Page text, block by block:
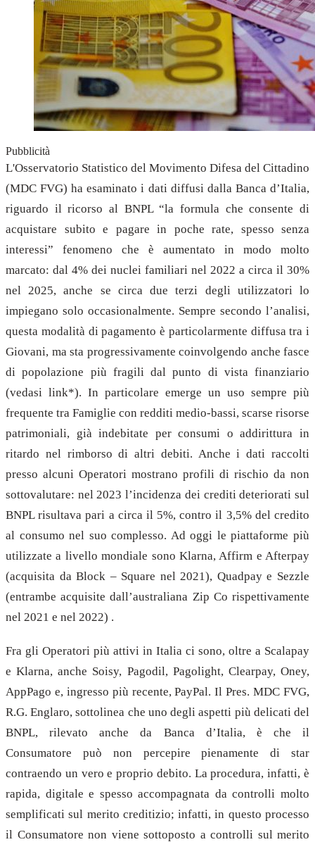
Pubblicità
L'Osservatorio Statistico del Movimento Difesa del Cittadino
(MDC FVG) ha esaminato i dati diffusi dalla Banca d’Italia,
riguardo il ricorso al BNPL “la formula che consente di
acquistare subito e pagare in poche rate, spesso senza
interessi” fenomeno che è aumentato in modo molto
marcato: dal 4% dei nuclei familiari nel 2022 a circa il 30%
nel 2025, anche se circa due terzi degli utilizzatori lo
impiegano solo occasionalmente. Sempre secondo l’analisi,
questa modalità di pagamento è particolarmente diffusa tra i
Giovani, ma sta progressivamente coinvolgendo anche fasce
di popolazione più fragili dal punto di vista finanziario
(vedasi link*). In particolare emerge un uso sempre più
frequente tra Famiglie con redditi medio-bassi, scarse risorse
patrimoniali, già indebitate per consumi o addirittura in
ritardo nel rimborso di altri debiti. Anche i dati raccolti
presso alcuni Operatori mostrano profili di rischio da non
sottovalutare: nel 2023 l’incidenza dei crediti deteriorati sul
BNPL risultava pari a circa il 5%, contro il 3,5% del credito
al consumo nel suo complesso. Ad oggi le piattaforme più
utilizzate a livello mondiale sono Klarna, Affirm e Afterpay
(acquisita da Block – Square nel 2021), Quadpay e Sezzle
(entrambe acquisite dall’australiana Zip Co rispettivamente
nel 2021 e nel 2022) .
Fra gli Operatori più attivi in Italia ci sono, oltre a Scalapay
e Klarna, anche Soisy, Pagodil, Pagolight, Clearpay, Oney,
AppPago e, ingresso più recente, PayPal. Il Pres. MDC FVG,
R.G. Englaro, sottolinea che uno degli aspetti più delicati del
BNPL, rilevato anche da Banca d’Italia, è che il
Consumatore può non percepire pienamente di star
contraendo un vero e proprio debito. La procedura, infatti, è
rapida, digitale e spesso accompagnata da controlli molto
semplificati sul merito creditizio; infatti, in questo processo
il Consumatore non viene sottoposto a controlli sul merito